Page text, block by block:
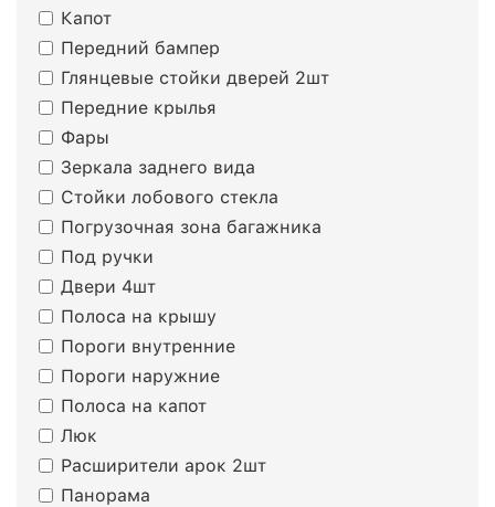
Капот
Передний бампер
Глянцевые стойки дверей 2шт
Передние крылья
Фары
Зеркала заднего вида
Стойки лобового стекла
Погрузочная зона багажника
Под ручки
Двери 4шт
Полоса на крышу
Пороги внутренние
Пороги наружние
Полоса на капот
Люк
Расширители арок 2шт
Панорама